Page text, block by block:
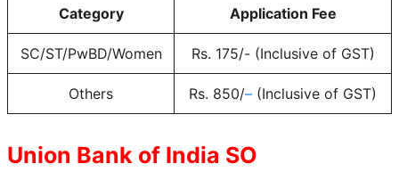
Category Application Fee
SC/ST/PwBD/Women Rs. 175/- (Inclusive of GST)
Others Rs. 850/– (Inclusive of GST)
Union Bank of India SO